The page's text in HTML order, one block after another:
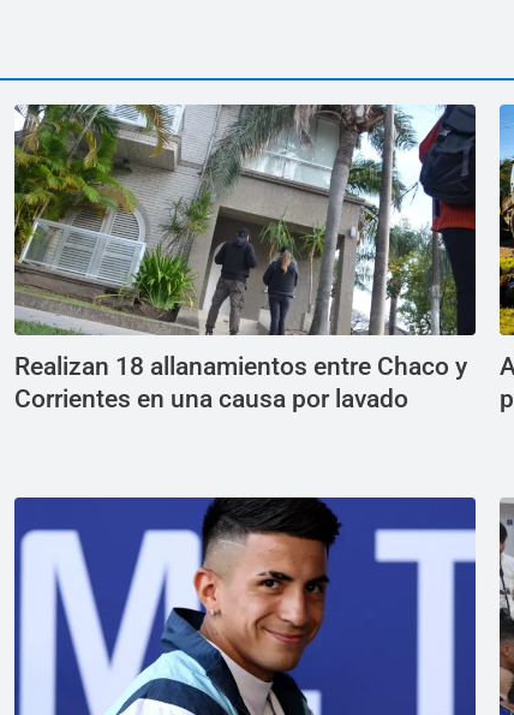
Realizan 18 allanamientos entre Chaco y
Corrientes en una causa por lavado